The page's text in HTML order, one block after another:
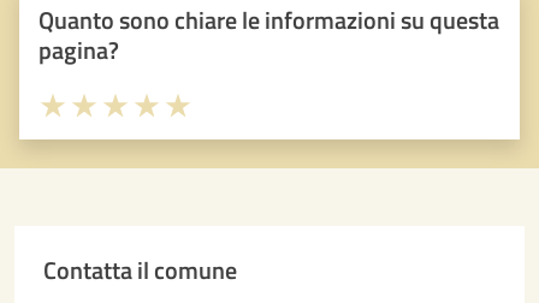
Quanto sono chiare le informazioni su questa
pagina?
Valuta 5 stelle su 5
Valuta 4 stelle su 5
Valuta 3 stelle su 5
Valuta 2 stelle su 5
Valuta 1 stelle su 5
Contatta il comune